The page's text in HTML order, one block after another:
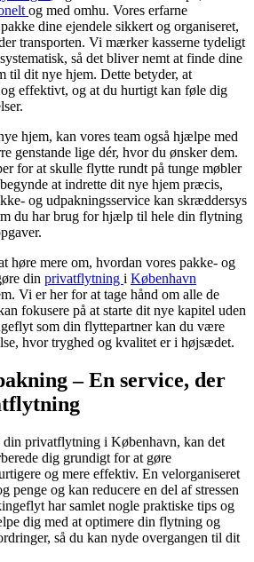
og med omhu. Vores erfarne
dine ejendele sikkert og organiseret,
transporten. Vi mærker kasserne tydeligt
så det bliver nemt at finde dine
til dit nye hjem. Dette betyder, at
effektivt, og at du hurtigt kan føle dig
hjem, kan vores team også hjælpe med
genstande lige dér, hvor du ønsker dem.
for at skulle flytte rundt på tunge møbler
at indrette dit nye hjem præcis,
og udpakningsservice kan skræddersys
du har brug for hjælp til hele din flytning
høre mere om, hvordan vores pakke- og
din privatflytning i København
Vi er her for at tage hånd om alle de
fokusere på at starte dit nye kapitel uden
som din flyttepartner kan du være
hvor tryghed og kvalitet er i højsædet.
– En service, der
din privatflytning i København, kan det
dig grundigt for at gøre
og mere effektiv. En velorganiseret
penge og kan reducere en del af stressen
har samlet nogle praktiske tips og
dig med at optimere din flytning og
så du kan nyde overgangen til dit